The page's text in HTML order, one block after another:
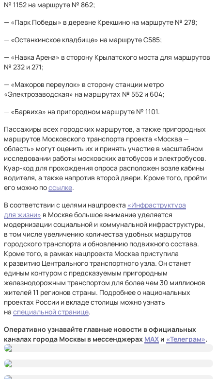
№ 1152 на маршруте № 862;
— «Парк Победы» в деревне Крекшино на маршруте № 278;
— «Останкинское кладбище» на маршруте С585;
— «Навка Арена» в сторону Крылатского моста для маршрутов
№ 232 и 271;
— «Мажоров переулок» в сторону станции метро
«Электрозаводская» на маршрутах № 552 и 604;
— «Барвиха» на пригородном маршруте № 1101.
Пассажиры всех городских маршрутов, а также пригородных
маршрутов Московского транспорта проекта «Москва —
область» могут оценить их и принять участие в масштабном
исследовании работы московских автобусов и электробусов.
Куар-код для прохождения опроса расположен возле кабины
водителя, а также напротив второй двери. Кроме того, пройти
его можно поссылке.
В соответствии с целями нацпроекта «Инфраструктура
для жизни» в Москве большое внимание уделяется
модернизации социальной и коммунальной инфраструктуры,
в том числе увеличению количества удобных маршрутов
городского транспорта и обновлению подвижного состава.
Кроме того, в рамках нацпроекта Москва приступила
к развитию Центрального транспортного узла. Он станет
единым контуром с предсказуемым пригородным
железнодорожным транспортом для более чем 30 миллионов
жителей 11 регионов страны. Подробнее о национальных
проектах России и вкладе столицы можно узнать
на специальной странице.
Оперативно узнавайте главные новости в официальных
каналах города Москвы в мессенджерах MAX и «Телеграм».